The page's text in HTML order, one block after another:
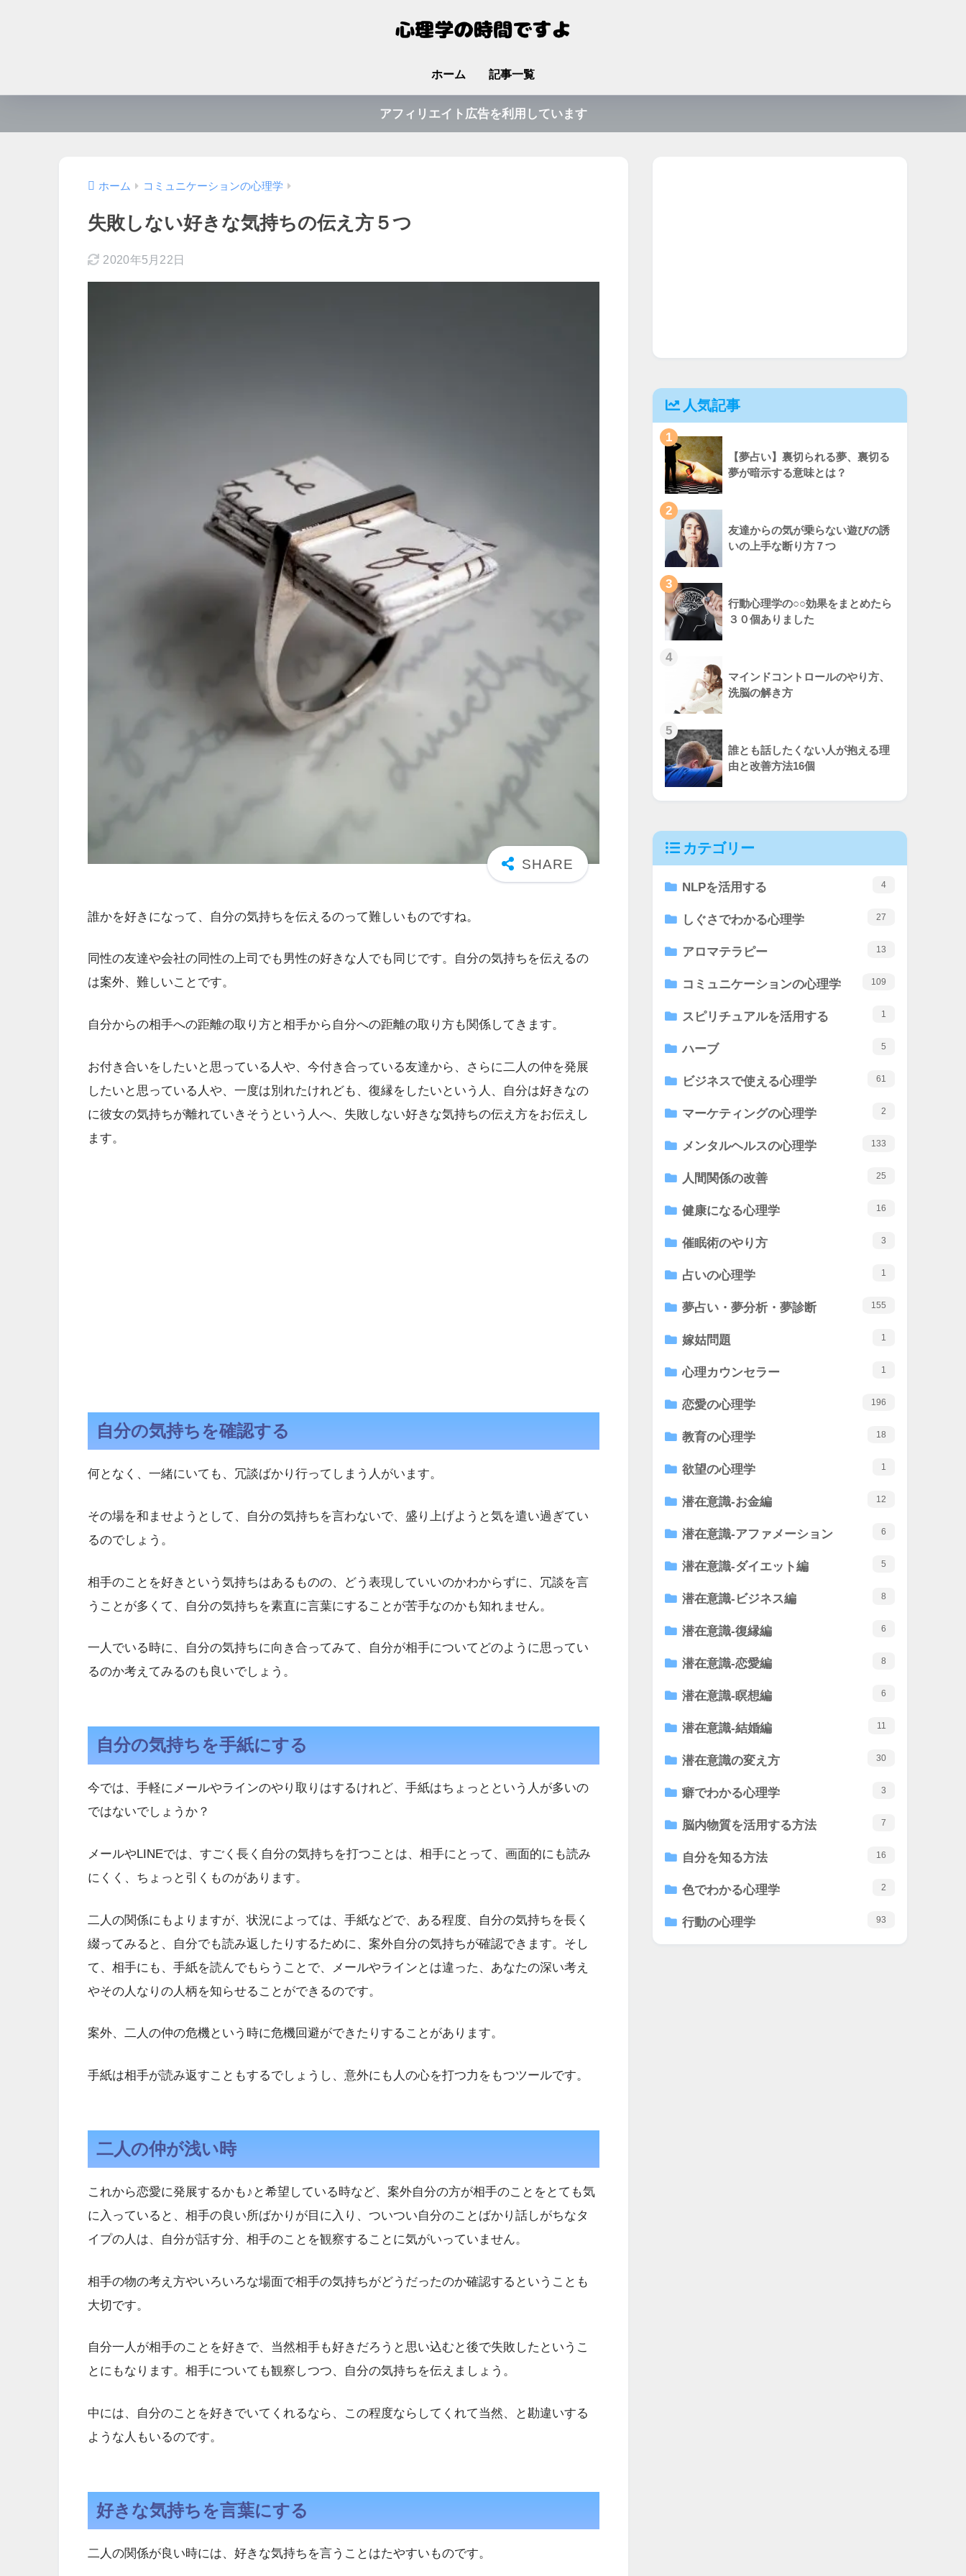
ホーム 記事一覧
アフィリエイト広告を利用しています
ホーム コミュニケーションの心理学
失敗しない好きな気持ちの伝え方５つ
2020年5月22日
誰かを好きになって、自分の気持ちを伝えるのって難しいものですね。
同性の友達や会社の同性の上司でも男性の好きな人でも同じです。自分の気持ちを伝えるの
は案外、難しいことです。
自分からの相手への距離の取り方と相手から自分への距離の取り方も関係してきます。
お付き合いをしたいと思っている人や、今付き合っている友達から、さらに二人の仲を発展
したいと思っている人や、一度は別れたけれども、復縁をしたいという人、自分は好きなの
に彼女の気持ちが離れていきそうという人へ、失敗しない好きな気持ちの伝え方をお伝えし
ます。
自分の気持ちを確認する
何となく、一緒にいても、冗談ばかり行ってしまう人がいます。
その場を和ませようとして、自分の気持ちを言わないで、盛り上げようと気を遣い過ぎてい
るのでしょう。
相手のことを好きという気持ちはあるものの、どう表現していいのかわからずに、冗談を言
うことが多くて、自分の気持ちを素直に言葉にすることが苦手なのかも知れません。
一人でいる時に、自分の気持ちに向き合ってみて、自分が相手についてどのように思ってい
るのか考えてみるのも良いでしょう。
自分の気持ちを手紙にする
今では、手軽にメールやラインのやり取りはするけれど、手紙はちょっとという人が多いの
ではないでしょうか？
メールやLINEでは、すごく長く自分の気持ちを打つことは、相手にとって、画面的にも読み
にくく、ちょっと引くものがあります。
二人の関係にもよりますが、状況によっては、手紙などで、ある程度、自分の気持ちを長く
綴ってみると、自分でも読み返したりするために、案外自分の気持ちが確認できます。そし
て、相手にも、手紙を読んでもらうことで、メールやラインとは違った、あなたの深い考え
やその人なりの人柄を知らせることができるのです。
案外、二人の仲の危機という時に危機回避ができたりすることがあります。
手紙は相手が読み返すこともするでしょうし、意外にも人の心を打つ力をもつツールです。
二人の仲が浅い時
これから恋愛に発展するかも♪と希望している時など、案外自分の方が相手のことをとても気
に入っていると、相手の良い所ばかりが目に入り、ついつい自分のことばかり話しがちなタ
イプの人は、自分が話す分、相手のことを観察することに気がいっていません。
相手の物の考え方やいろいろな場面で相手の気持ちがどうだったのか確認するということも
大切です。
自分一人が相手のことを好きで、当然相手も好きだろうと思い込むと後で失敗したというこ
とにもなります。相手についても観察しつつ、自分の気持ちを伝えましょう。
中には、自分のことを好きでいてくれるなら、この程度ならしてくれて当然、と勘違いする
ような人もいるのです。
好きな気持ちを言葉にする
二人の関係が良い時には、好きな気持ちを言うことはたやすいものです。
人気記事
1
【夢占い】裏切られる夢、裏切る
夢が暗示する意味とは？
2
友達からの気が乗らない遊びの誘
いの上手な断り方７つ
3
行動心理学の○○効果をまとめたら
３０個ありました
4
マインドコントロールのやり方、
洗脳の解き方
5
誰とも話したくない人が抱える理
由と改善方法16個
カテゴリー
NLPを活用する 4
しぐさでわかる心理学 27
アロマテラピー 13
コミュニケーションの心理学 109
スピリチュアルを活用する 1
ハーブ 5
ビジネスで使える心理学 61
マーケティングの心理学 2
メンタルヘルスの心理学 133
人間関係の改善 25
健康になる心理学 16
催眠術のやり方 3
占いの心理学 1
夢占い・夢分析・夢診断 155
嫁姑問題 1
心理カウンセラー 1
恋愛の心理学 196
教育の心理学 18
欲望の心理学 1
潜在意識-お金編 12
潜在意識-アファメーション 6
潜在意識-ダイエット編 5
潜在意識-ビジネス編 8
潜在意識-復縁編 6
潜在意識-恋愛編 8
潜在意識-瞑想編 6
潜在意識-結婚編 11
潜在意識の変え方 30
癖でわかる心理学 3
脳内物質を活用する方法 7
自分を知る方法 16
色でわかる心理学 2
行動の心理学 93